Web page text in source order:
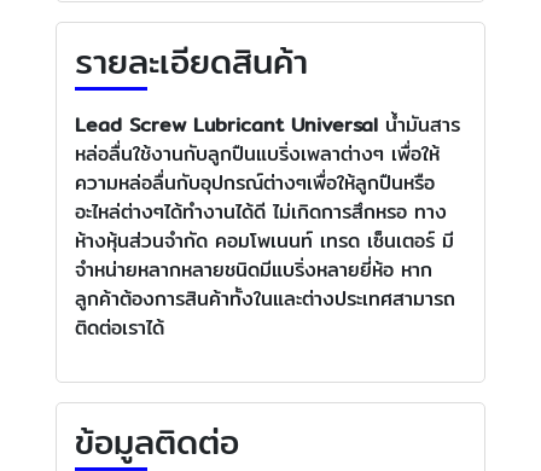
รายละเอียดสินค้า
Lead Screw Lubricant Universal น้ำมันสาร
หล่อลื่นใช้งานกับลูกปืนแบริ่งเพลาต่างๆ เพื่อให้
ความหล่อลื่นกับอุปกรณ์ต่างๆเพื่อให้ลูกปืนหรือ
อะไหล่ต่างๆได้ทำงานได้ดี ไม่เกิดการสึกหรอ ทาง
ห้างหุ้นส่วนจำกัด คอมโพเนนท์ เทรด เซ็นเตอร์ มี
จำหน่ายหลากหลายชนิดมีแบริ่งหลายยี่ห้อ หาก
ลูกค้าต้องการสินค้าทั้งในและต่างประเทศสามารถ
ติดต่อเราได้
ข้อมูลติดต่อ